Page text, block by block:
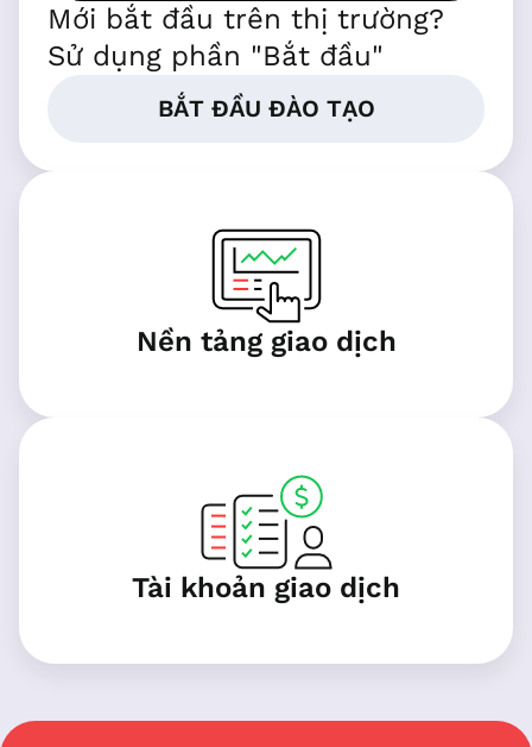
Mới bắt đầu trên thị trường?
Sử dụng phần "Bắt đầu"
BẮT ĐẦU ĐÀO TẠO
Nền tảng giao dịch
Tài khoản giao dịch